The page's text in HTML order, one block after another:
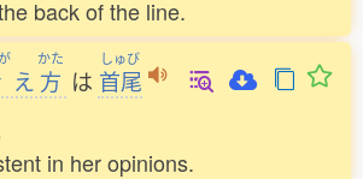
back of the line.
え
かた
方 は
しゅび
首尾
in her opinions.